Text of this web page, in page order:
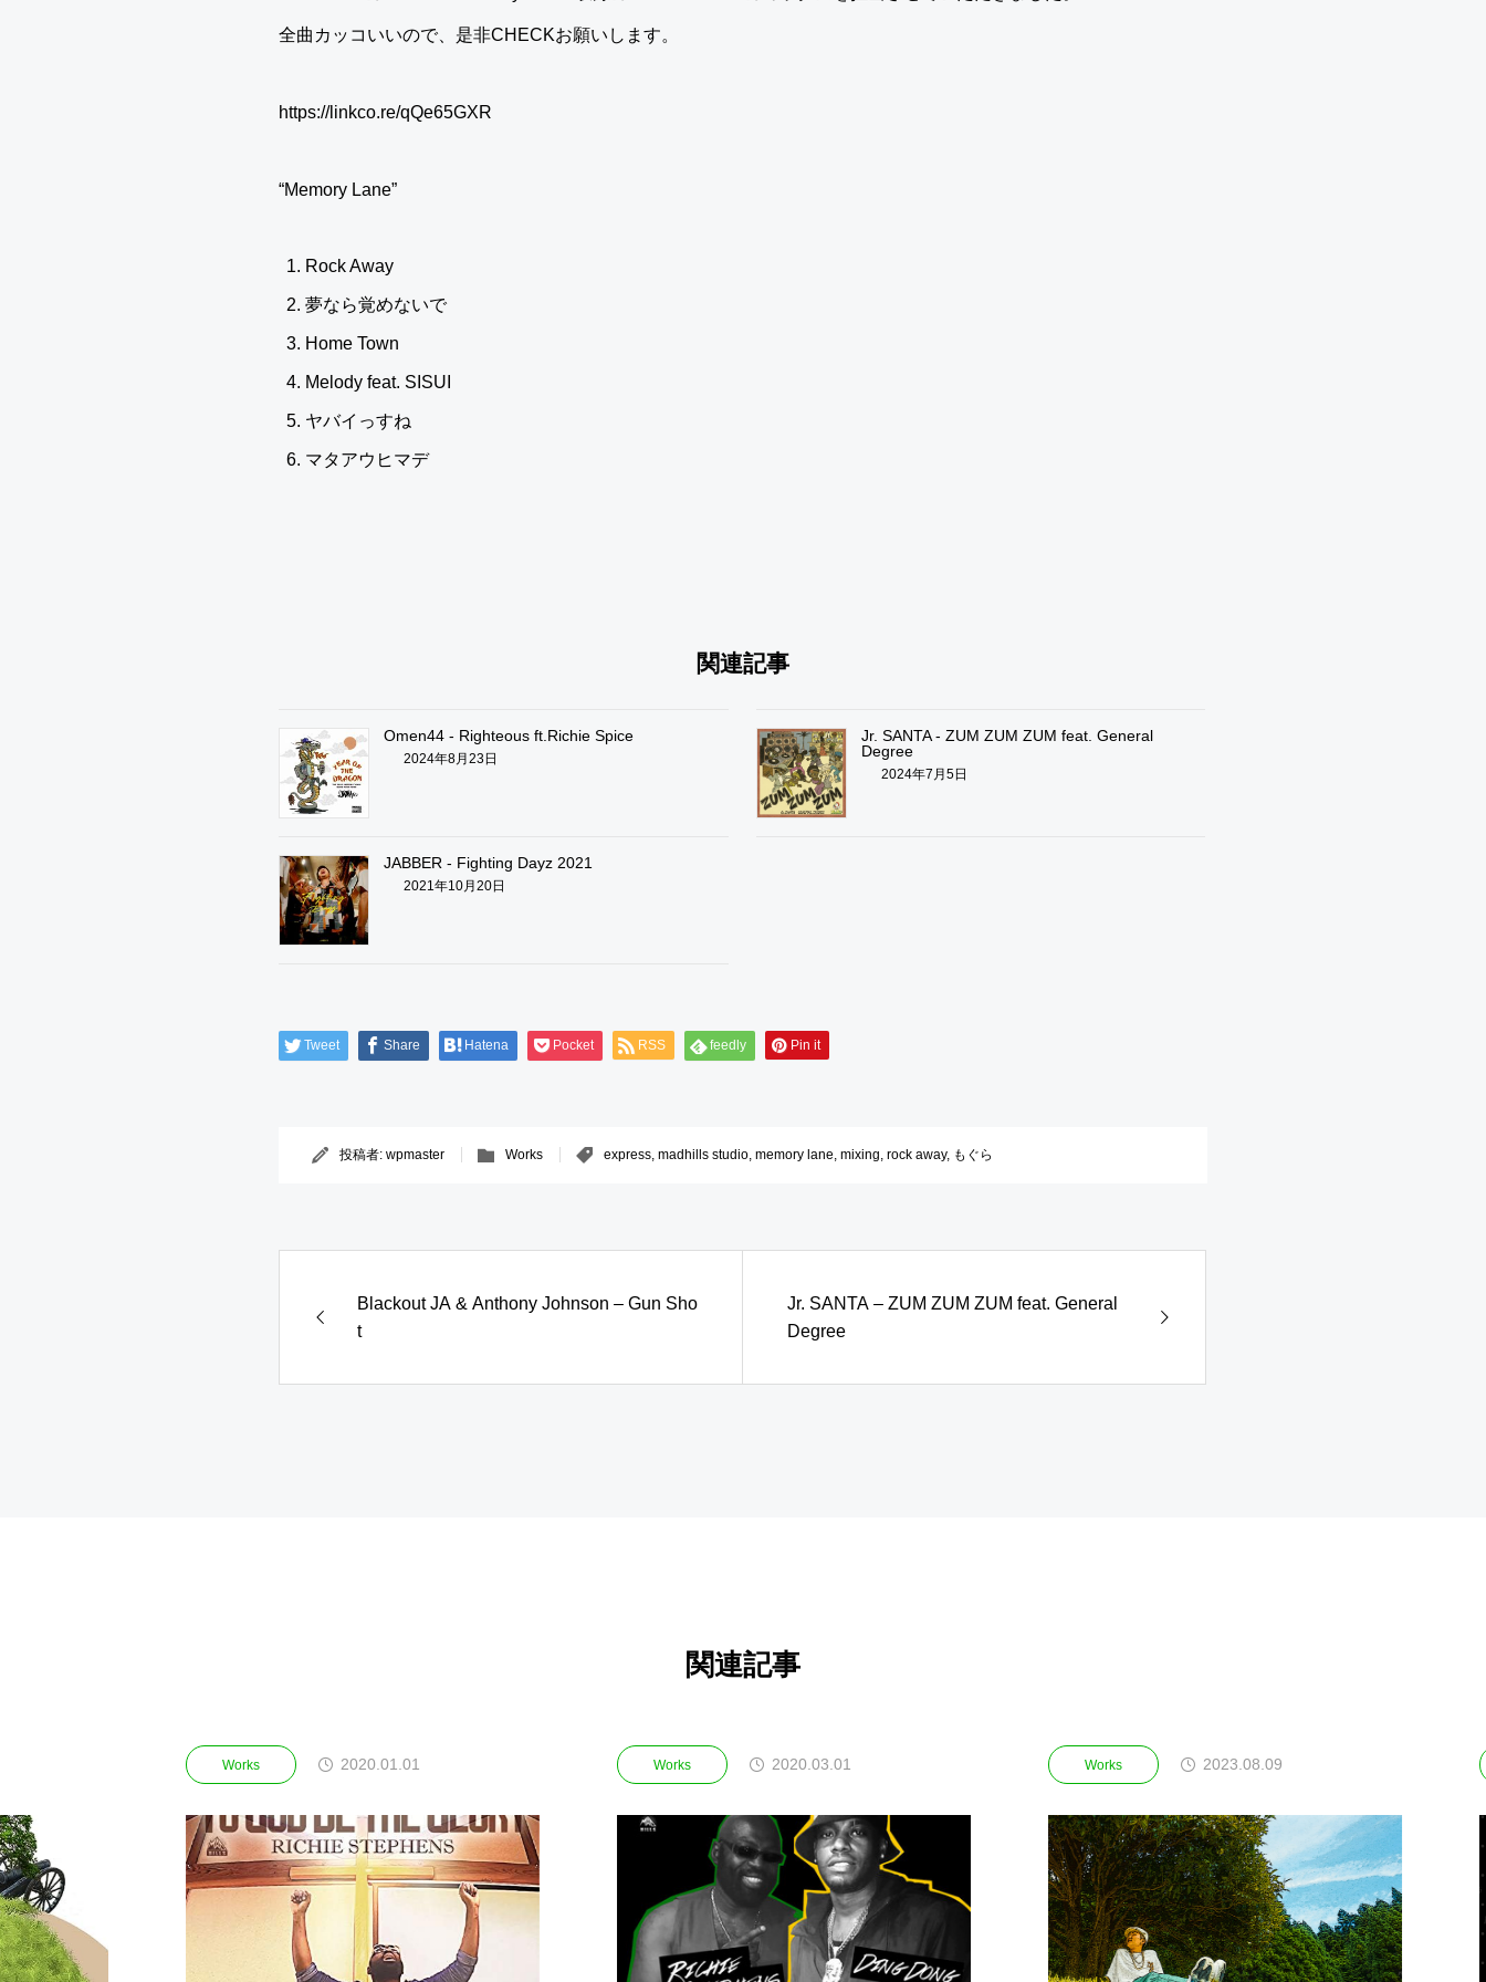
全曲カッコいいので、是非CHECKお願いします。
https://linkco.re/qQe65GXR
“Memory Lane”
Rock Away
夢なら覚めないで
Home Town
Melody feat. SISUI
ヤバイっすね
マタアウヒマデ
関連記事
Omen44 - Righteous ft.Richie Spice
2024年8月23日
Jr. SANTA - ZUM ZUM ZUM feat. General
Degree
2024年7月5日
JABBER - Fighting Dayz 2021
2021年10月20日
Tweet Share Hatena Pocket RSS feedly Pin it
投稿者: wpmaster Works express, madhills studio, memory lane, mixing, rock away, もぐら
Blackout JA & Anthony Johnson – Gun Sho
t
Jr. SANTA – ZUM ZUM ZUM feat. General
Degree
関連記事
Works Works Works